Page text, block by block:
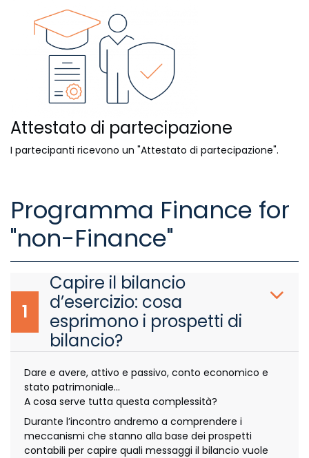
Attestato di partecipazione
I partecipanti ricevono un "Attestato di partecipazione".
Programma Finance for
"non-Finance"
1
Capire il bilancio
d’esercizio: cosa
esprimono i prospetti di
bilancio?
Dare e avere, attivo e passivo, conto economico e
stato patrimoniale…
A cosa serve tutta questa complessità?
Durante l’incontro andremo a comprendere i
meccanismi che stanno alla base dei prospetti
contabili per capire quali messaggi il bilancio vuole